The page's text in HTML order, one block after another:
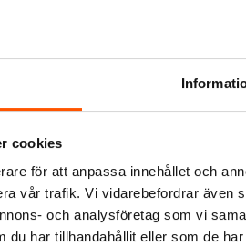
cookies
för att anpassa innehållet och
vår trafik. Vi vidarebefordrar även
och analysföretag som vi
du har tillhandahållit eller som de
LED PAR16 4,8W GU10